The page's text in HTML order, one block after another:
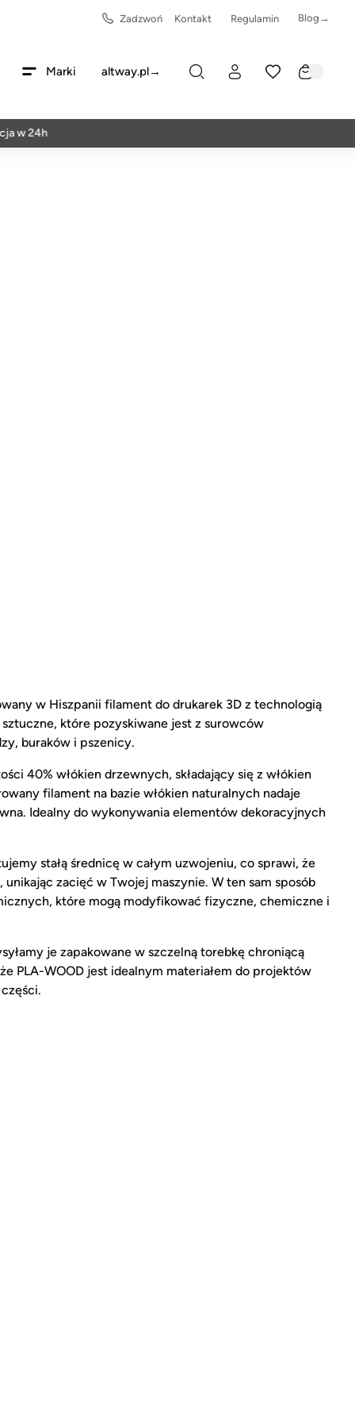
Zadzwoń Kontakt Regulamin Blog→
Marki altway.pl→
w Hiszpanii filament do drukarek 3D z technologią
które pozyskiwane jest z surowców
buraków i pszenicy.
40% włókien drzewnych, składający się z włókien
filament na bazie włókien naturalnych nadaje
Idealny do wykonywania elementów dekoracyjnych
stałą średnicę w całym uzwojeniu, co sprawi, że
zacięć w Twojej maszynie. W ten sam sposób
które mogą modyfikować fizyczne, chemiczne i
je zapakowane w szczelną torebkę chroniącą
​​PLA-WOOD jest idealnym materiałem do projektów